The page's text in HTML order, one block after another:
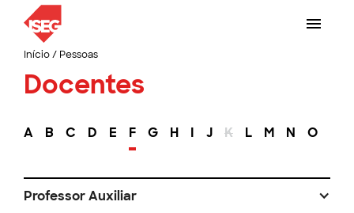
Início/ Pessoas
Docentes
A B C D E F G H I J K L M N O
Professor Auxiliar